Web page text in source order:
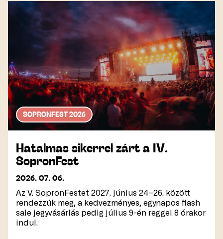
SOPRONFEST 2026
Hatalmas sikerrel zárt a IV.
SopronFest
2026. 07. 06.
Az V. SopronFestet 2027. június 24–26. között
rendezzük meg, a kedvezményes, egynapos flash
sale jegyvásárlás pedig július 9-én reggel 8 órakor
indul.